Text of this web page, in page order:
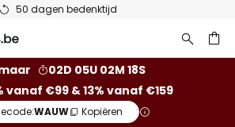
50 dagen bedenktijd
02D 05U 02M 18S
vanaf €99 & 13% vanaf €159
WAUW Kopiëren